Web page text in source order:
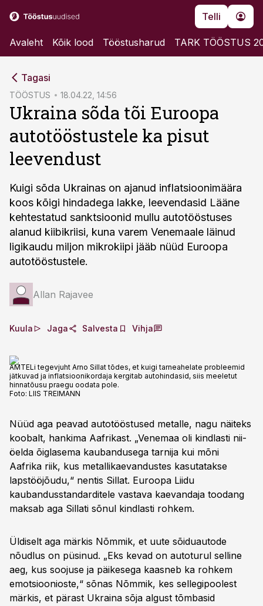
Telli
Avaleht Kõik lood Tööstusharud TARK TÖÖSTUS
Tagasi
TÖÖSTUS 18.04.22, 14:56
Ukraina sõda tõi Euroopa
autotööstustele ka pisut
leevendust
Kuigi sõda Ukrainas on ajanud inflatsioonimäära
koos kõigi hindadega lakke, leevendasid Lääne
kehtestatud sanktsioonid mullu autotööstuses
alanud kiibikriisi, kuna varem Venemaale läinud
ligikaudu miljon mikrokiipi jääb nüüd Euroopa
autotööstustele.
Allan Rajavee
Kuula Jaga Salvesta Vihja
AMTELi tegevjuht Arno Sillat tõdes, et kuigi tarneahelate probleemid
jätkuvad ja inflatsioonikordaja kergitab autohindasid, siis meeletut
hinnatõusu praegu oodata pole.
Foto: LIIS TREIMANN
Nüüd aga peavad autotööstused metalle, nagu näiteks
koobalt, hankima Aafrikast. „Venemaa oli kindlasti nii-
öelda õiglasema kaubandusega tarnija kui mõni
Aafrika riik, kus metallikaevandustes kasutatakse
lapstööjõudu,“ nentis Sillat. Euroopa Liidu
kaubandusstandarditele vastava kaevandaja toodang
maksab aga Sillati sõnul kindlasti rohkem.
Üldiselt aga märkis Nõmmik, et uute sõiduautode
nõudlus on püsinud. „Eks kevad on autoturul selline
aeg, kus soojuse ja päikesega kaasneb ka rohkem
emotsioonioste,“ sõnas Nõmmik, kes sellegipoolest
märkis, et pärast Ukraina sõja algust tõmbasid